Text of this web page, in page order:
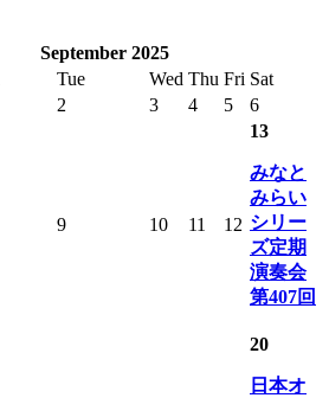
September 2025
Tue Wed Thu Fri Sat
2 3 4 5 6
9 10 11 12
13
みなと
みらい
シリー
ズ定期
演奏会
第407回
20
日本オ